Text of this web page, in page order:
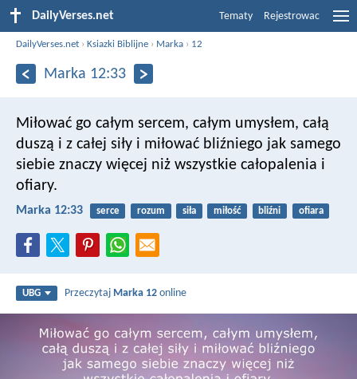
DailyVerses.net Tematy Rejestrowac
DailyVerses.net ›Ksiazki Biblijne › Marka › 12
Marka 12:33
Miłować go całym sercem, całym umysłem, całą
duszą i z całej siły i miłować bliźniego jak samego
siebie znaczy więcej niż wszystkie całopalenia i
ofiary.
Marka 12:33 serce rozum siła miłość bliźni ofiara
UBG Przeczytaj Marka 12 online